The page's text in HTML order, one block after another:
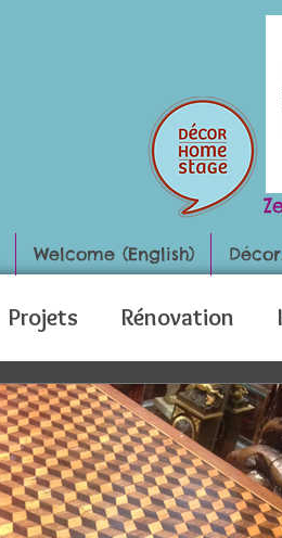
Welcome (English)
Projets Rénovation